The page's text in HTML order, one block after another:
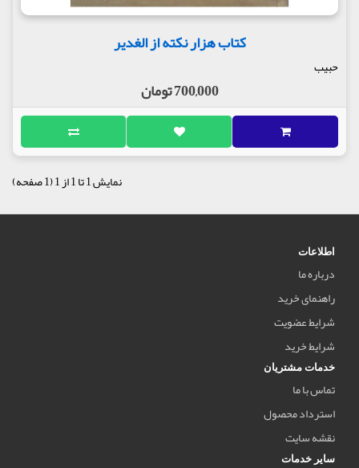
کتاب هزار نکته از الغدیر
حبیب
700,000 تومان
نمایش 1 تا 1 از 1 (1 صفحه)
اطلاعات
درباره ما
راهنمای خرید
شرایط عضویت
شرایط خرید
خدمات مشتریان
تماس با ما
استرداد محصول
نقشه سایت
سایر خدمات